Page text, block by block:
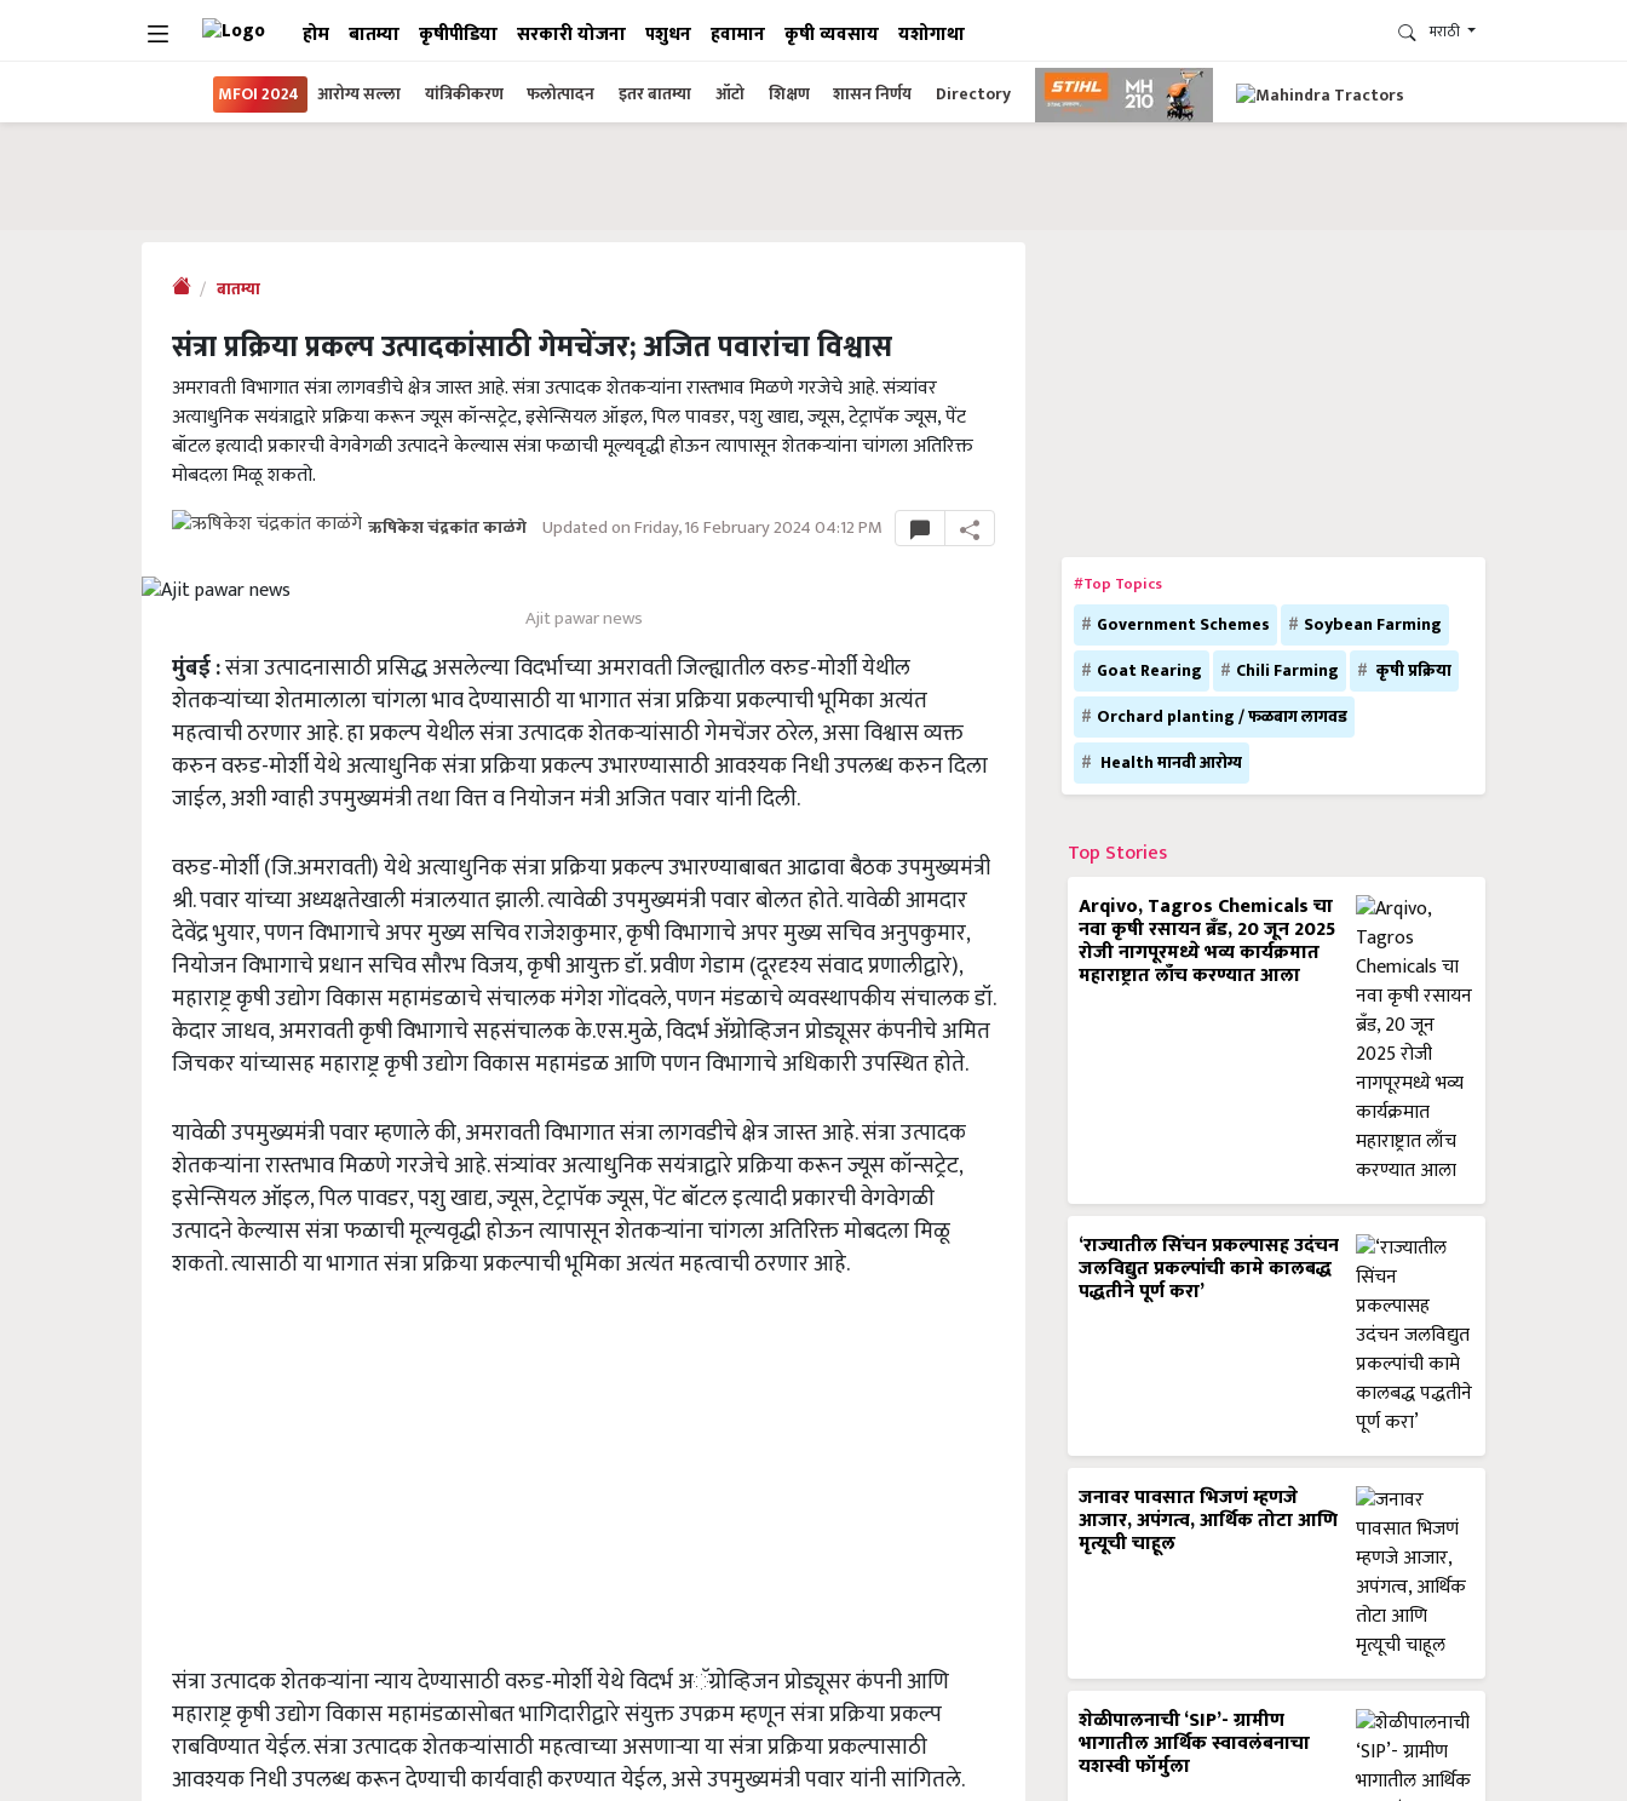
होम बातम्या कृषीपीडिया सरकारी योजना पशुधन हवामान कृषी व्यवसाय यशोगाथा मराठी
MFOI 2024 आरोग्य सल्ला यांत्रिकीकरण फलोत्पादन इतर बातम्या ऑटो शिक्षण शासन निर्णय Directory
बातम्या
संत्रा प्रक्रिया प्रकल्प उत्पादकांसाठी गेमचेंजर; अजित पवारांचा विश्वास
अमरावती विभागात संत्रा लागवडीचे क्षेत्र जास्त आहे. संत्रा उत्पादक शेतकऱ्यांना रास्तभाव मिळणे गरजेचे आहे. संत्र्यांवर
अत्याधुनिक सयंत्राद्वारे प्रक्रिया करून ज्यूस कॉन्सट्रेट, इसेन्स‍ियल ऑइल, पिल पावडर, पशु खाद्य, ज्यूस, टेट्रापॅक ज्यूस, पेंट
बॉटल इत्यादी प्रकारची वेगवेगळी उत्पादने केल्यास संत्रा फळाची मूल्यवृद्धी होऊन त्यापासून शेतकऱ्यांना चांगला अतिरिक्त
मोबदला मिळू शकतो.
ऋषिकेश चंद्रकांत काळंगे Updated on Friday, 16 February 2024 04:12 PM
Ajit pawar news
मुंबई :संत्रा उत्पादनासाठी प्रसिद्ध असलेल्या विदर्भाच्या अमरावती जिल्ह्यातील वरुड-मोर्शी येथील
शेतकऱ्यांच्या शेतमालाला चांगला भाव देण्यासाठी या भागात संत्रा प्रक्रिया प्रकल्पाची भूमिका अत्यंत
महत्वाची ठरणार आहे. हा प्रकल्प येथील संत्रा उत्पादक शेतकऱ्यांसाठी गेमचेंजर ठरेल, असा विश्वास व्यक्त
करुन वरुड-मोर्शी येथे अत्याधुनिक संत्रा प्रक्रिया प्रकल्प उभारण्यासाठी आवश्यक निधी उपलब्ध करुन दिला
जाईल, अशी ग्वाही उपमुख्यमंत्री तथा वित्त व नियोजन मंत्री अजित पवार यांनी दिली.
वरुड-मोर्शी (जि.अमरावती) येथे अत्याधुनिक संत्रा प्रक्रिया प्रकल्प उभारण्याबाबत आढावा बैठक उपमुख्यमंत्री
श्री. पवार यांच्या अध्यक्षतेखाली मंत्रालयात झाली. त्यावेळी उपमुख्यमंत्री पवार बोलत होते. यावेळी आमदार
देवेंद्र भुयार, पणन विभागाचे अपर मुख्य सचिव राजेशकुमार, कृषी विभागाचे अपर मुख्य सचिव अनुपकुमार,
नियोजन विभागाचे प्रधान सचिव सौरभ विजय, कृषी आयुक्त डॉ. प्रवीण गेडाम (दूरदृश्य संवाद प्रणालीद्वारे),
महाराष्ट्र कृषी उद्योग विकास महामंडळाचे संचालक मंगेश गोंदवले, पणन मंडळाचे व्यवस्थापकीय संचालक डॉ.
केदार जाधव, अमरावती कृषी विभागाचे सहसंचालक के.एस.मुळे, विदर्भ ॲग्रोव्हिजन प्रोड्यूसर कंपनीचे अमित
जिचकर यांच्यासह महाराष्ट्र कृषी उद्योग विकास महामंडळ आणि पणन विभागाचे अधिकारी उपस्थित होते.
यावेळी उपमुख्यमंत्री पवार म्हणाले की, अमरावती विभागात संत्रा लागवडीचे क्षेत्र जास्त आहे. संत्रा उत्पादक
शेतकऱ्यांना रास्तभाव मिळणे गरजेचे आहे. संत्र्यांवर अत्याधुनिक सयंत्राद्वारे प्रक्रिया करून ज्यूस कॉन्सट्रेट,
इसेन्स‍ियल ऑइल, पिल पावडर, पशु खाद्य, ज्यूस, टेट्रापॅक ज्यूस, पेंट बॉटल इत्यादी प्रकारची वेगवेगळी
उत्पादने केल्यास संत्रा फळाची मूल्यवृद्धी होऊन त्यापासून शेतकऱ्यांना चांगला अतिरिक्त मोबदला मिळू
शकतो. त्यासाठी या भागात संत्रा प्रक्रिया प्रकल्पाची भूमिका अत्यंत महत्वाची ठरणार आहे.
संत्रा उत्पादक शेतकऱ्यांना न्याय देण्यासाठी वरुड-मोर्शी येथे विदर्भ अॅग्रोव्हिजन प्रोड्यूसर कंपनी आणि
महाराष्ट्र कृषी उद्योग विकास महामंडळासोबत भागिदारीद्वारे संयुक्त उपक्रम म्हणून संत्रा प्रक्रिया प्रकल्प
राबविण्यात येईल. संत्रा उत्पादक शेतकऱ्यांसाठी महत्वाच्या असणाऱ्या या संत्रा प्रक्रिया प्रकल्पासाठी
आवश्यक निधी उपलब्ध करून देण्याची कार्यवाही करण्यात येईल, असे उपमुख्यमंत्री पवार यांनी सांगितले.
#Top Topics
Government Schemes
Soybean Farming
Goat Rearing
Chili Farming
कृषी प्रक्रिया
Orchard planting / फळबाग लागवड
Health मानवी आरोग्य
Top Stories
Arqivo, Tagros Chemicals चा
नवा कृषी रसायन ब्रँड, 20 जून 2025
रोजी नागपूरमध्ये भव्य कार्यक्रमात
महाराष्ट्रात लाँच करण्यात आला
‘राज्यातील सिंचन प्रकल्पासह उदंचन
जलविद्युत प्रकल्पांची कामे कालबद्ध
पद्धतीने पूर्ण करा’
जनावर पावसात भिजणं म्हणजे
आजार, अपंगत्व, आर्थिक तोटा आणि
मृत्यूची चाहूल
शेळीपालनाची ‘SIP’- ग्रामीण
भागातील आर्थिक स्वावलंबनाचा
यशस्वी फॉर्मुला